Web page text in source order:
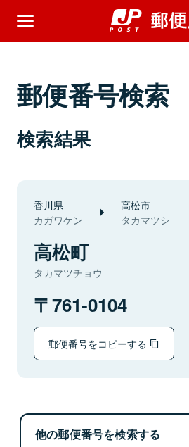
郵便番号検索
検索結果
香川県
カガワケン
高松市
タカマツシ
高松町
タカマツチョウ
761-0104
郵便番号をコピーする
他の郵便番号を検索する